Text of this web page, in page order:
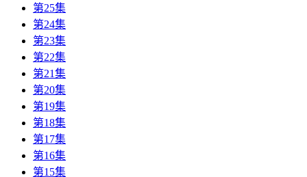
第25集
第24集
第23集
第22集
第21集
第20集
第19集
第18集
第17集
第16集
第15集